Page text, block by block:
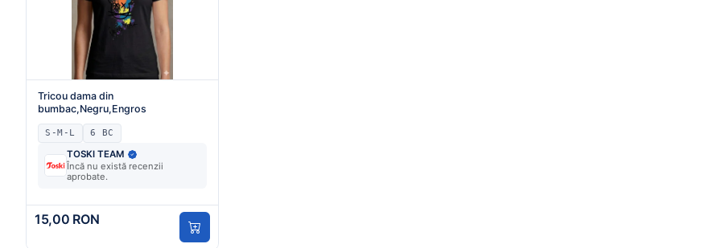
Tricou dama din
bumbac,Negru,Engros
S-M-L 6 BC
TOSKI TEAM
Încă nu există recenzii
aprobate.
15,00 RON